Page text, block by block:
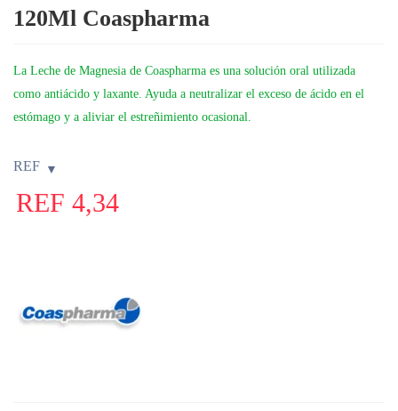
120Ml Coaspharma
La Leche de Magnesia de Coaspharma es una solución oral utilizada
como antiácido y laxante. Ayuda a neutralizar el exceso de ácido en el
estómago y a aliviar el estreñimiento ocasional.
REF
REF 4,34